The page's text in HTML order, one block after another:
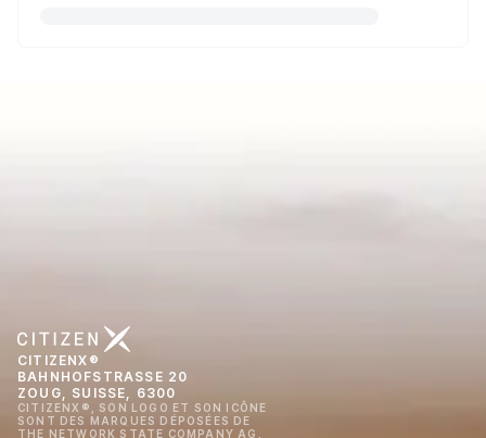
CITIZENX®
BAHNHOFSTRASSE 20
ZOUG, SUISSE, 6300
CITIZENX®, SON LOGO ET SON ICÔNE
SONT DES MARQUES DÉPOSÉES DE
THE NETWORK STATE COMPANY AG,